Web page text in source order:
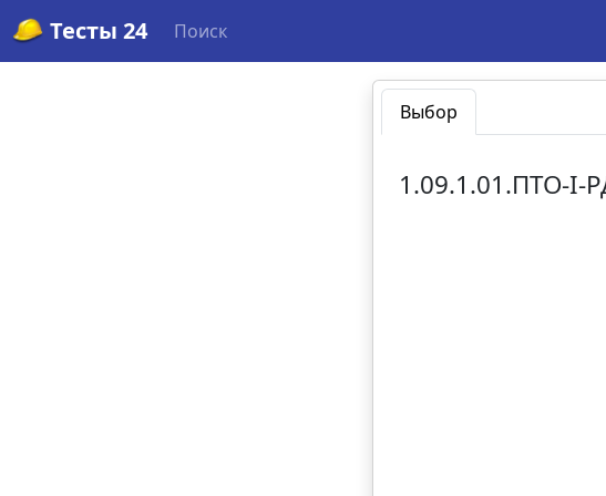
Тесты 24 Поиск
Выбор
1.09.1.01.ПТО-I-